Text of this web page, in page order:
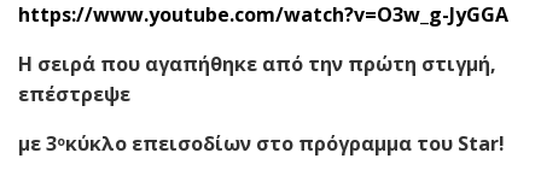
https://www.youtube.com/watch?v=O3w_g-JyGGA
Η σειρά που αγαπήθηκε από την πρώτη στιγμή,
επέστρεψε
με 3οκύκλο επεισοδίων στο πρόγραμμα του Star!